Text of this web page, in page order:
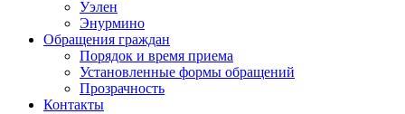
Уэлен
Энурмино
Обращения граждан
Порядок и время приема
Установленные формы обращений
Прозрачность
Контакты